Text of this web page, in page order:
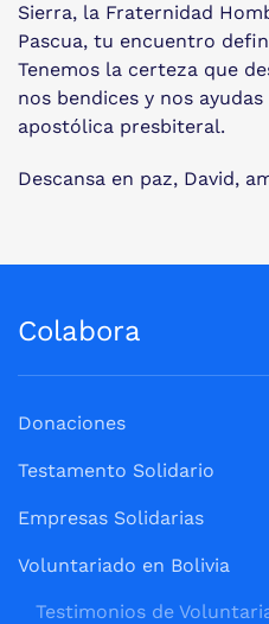
Sierra, la Fraternidad
Pascua, tu encuentro
Tenemos la certeza que
nos bendices y nos
apostólica presbiteral.
Descansa en paz, David,
Colabora
Donaciones
Testamento Solidario
Empresas Solidarias
Voluntariado en Bolivia
Testimonios de